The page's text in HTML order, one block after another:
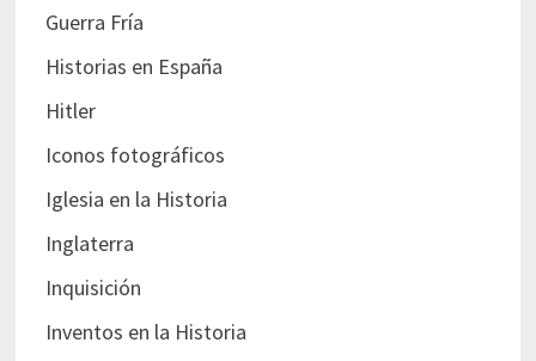
Guerra Fría
Historias en España
Hitler
Iconos fotográficos
Iglesia en la Historia
Inglaterra
Inquisición
Inventos en la Historia